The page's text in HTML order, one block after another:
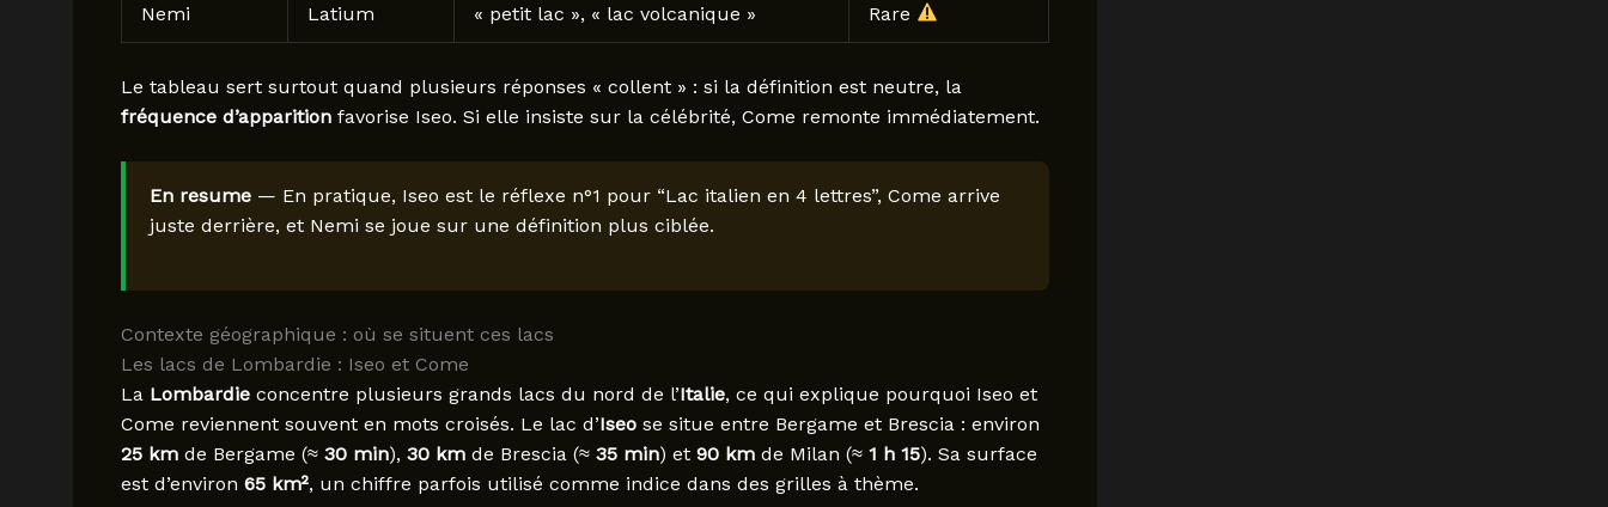
Nemi Latium « petit lac », « lac volcanique » Rare
Le tableau sert surtout quand plusieurs réponses « collent » : si la définition est neutre, la
fréquence d’apparitionfavorise Iseo. Si elle insiste sur la célébrité, Come remonte immédiatement.
En resume— En pratique, Iseo est le réflexe n°1 pour “Lac italien en 4 lettres”, Come arrive
juste derrière, et Nemi se joue sur une définition plus ciblée.
Contexte géographique : où se situent ces lacs
Les lacs de Lombardie : Iseo et Come
La Lombardieconcentre plusieurs grands lacs du nord de l’Italie, ce qui explique pourquoi Iseo et
Come reviennent souvent en mots croisés. Le lac d’Iseose situe entre Bergame et Brescia : environ
25 kmde Bergame (≈ 30 min), 30 kmde Brescia (≈ 35 min) et 90 kmde Milan (≈ 1 h 15). Sa surface
est d’environ 65 km², un chiffre parfois utilisé comme indice dans des grilles à thème.